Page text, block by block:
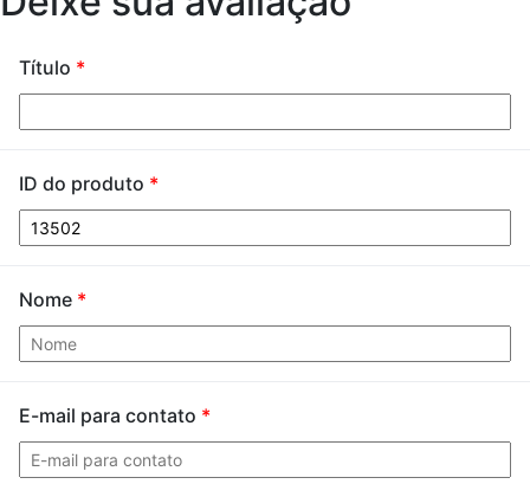
Título *
ID do produto *
Nome *
E-mail para contato *